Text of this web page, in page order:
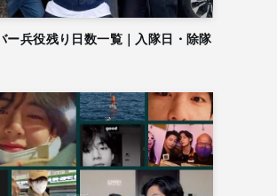
ー兵役残り日数一覧｜入隊日・除隊